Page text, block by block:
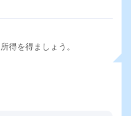
得を得ましょう。